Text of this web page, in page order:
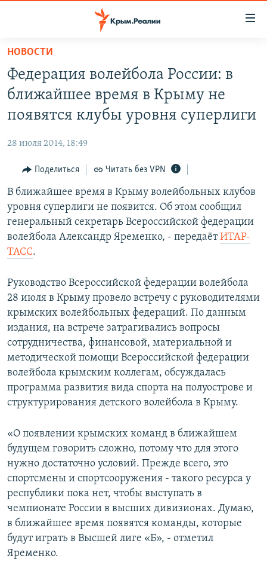
Вернуться
основному
содержанию
главной
Вернутся
поиску
СПЕЦПРОЕКТЫ
11 ЛЕТ ОККУПАЦИИ КРЫМА. 11 ИСТОРИЙ СОПРОТИВЛЕНИЯ
ЕЩЕ
ИНТЕРАКТИВ
ИНФОГРАФИКА
ТЕЛЕПРОЕКТ КРЫМ.РЕАЛИИ
СОВЕТЫ ПРАВОЗАЩИТНИКОВ
ПРОПАВШИЕ БЕЗ ВЕСТИ
ПОБЕДИТЕЛЕЙ НЕ СУДЯТ?
КРЫМ.НЕПОКОРЕННЫЙ
УКРАИНСКАЯ ПРОБЛЕМА КРЫМА
РАДІО СВОБОДА
КАК ОБОЙТИ БЛОКИРОВКУ
Українською
Qırımtatar
ПРИСОЕДИНЯЙТЕСЬ!
Все сайты RFE/RL
НОВОСТИ
Федерация волейбола России: в
ближайшее время в Крыму не
появятся клубы уровня суперлиги
28 июля 2014, 18:49
Поделиться Читать без VPN
В ближайшее время в Крыму волейбольных клубов
уровня суперлиги не появится. Об этом сообщил
генеральный секретарь Всероссийской федерации
волейбола Александр Яременко, - передаётИТАР-
ТАСС.
Руководство Всероссийской федерации волейбола
28 июля в Крыму провело встречу с руководителями
крымских волейбольных федераций. По данным
издания, на встрече затрагивались вопросы
сотрудничества, финансовой, материальной и
методической помощи Всероссийской федерации
волейбола крымским коллегам, обсуждалась
программа развития вида спорта на полуострове и
структурирования детского волейбола в Крыму.
«О появлении крымских команд в ближайшем
будущем говорить сложно, потому что для этого
нужно достаточно условий. Прежде всего, это
спортсмены и спортсооружения - такого ресурса у
республики пока нет, чтобы выступать в
чемпионате России в высших дивизионах. Думаю,
в ближайшее время появятся команды, которые
будут играть в Высшей лиге «Б», - отметил
Яременко.